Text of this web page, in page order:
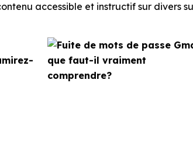
accessible et instructif sur divers